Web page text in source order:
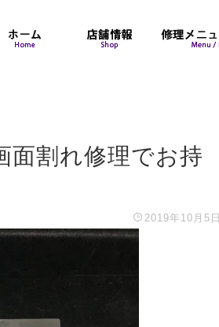
面割れ修理でお持
2019年10月5日